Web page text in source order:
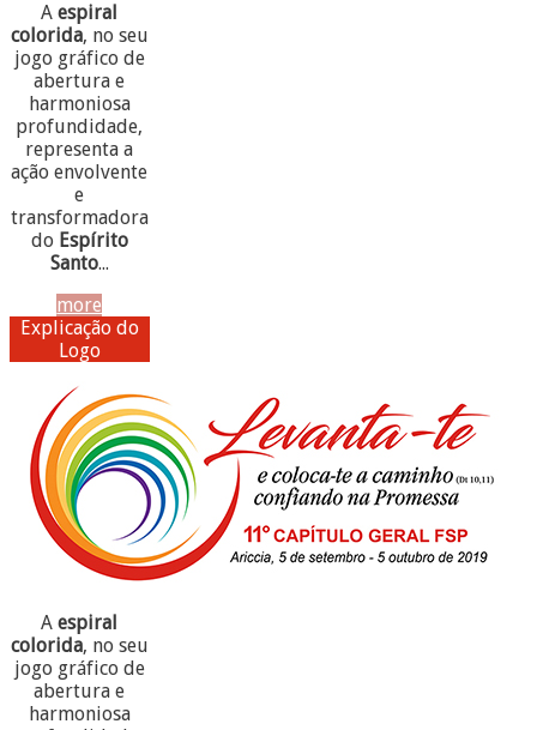
Aespiral
colorida, no seu
jogo gráfico de
abertura e
harmoniosa
profundidade,
representa a
ação envolvente
e
transformadora
do Espírito
Santo...
more
Explicação do
Logo
Aespiral
colorida, no seu
jogo gráfico de
abertura e
harmoniosa